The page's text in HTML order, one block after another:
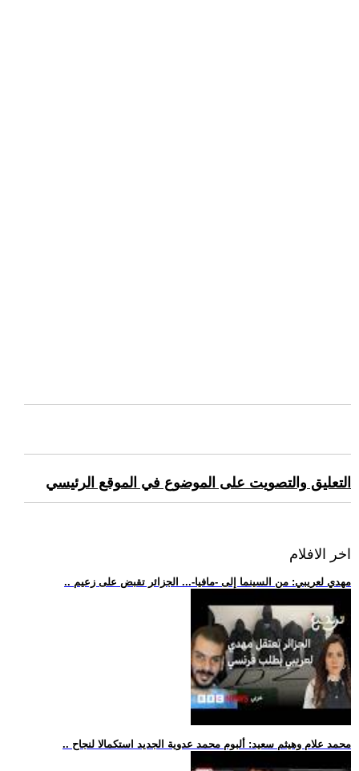
التعليق والتصويت على الموضوع في الموقع الرئيسي
اخر الافلام
.. مهدي لعريبي: من السينما إلى -مافيا-... الجزائر تقبض على زعيم
.. محمد علام وهيثم سعيد: ألبوم محمد عدوية الجديد استكمالا لنجاح